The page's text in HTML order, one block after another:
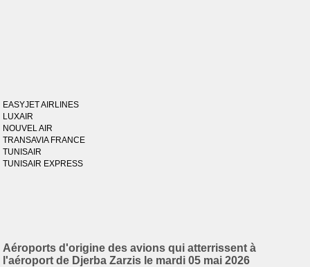
EASYJET AIRLINES
LUXAIR
NOUVEL AIR
TRANSAVIA FRANCE
TUNISAIR
TUNISAIR EXPRESS
Aéroports d'origine des avions qui atterrissent à
l'aéroport de Djerba Zarzis le mardi 05 mai 2026